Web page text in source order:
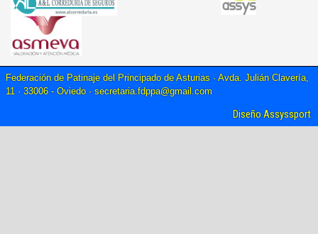
Federación de Patinaje del Principado de Asturias · Avda. Julián Clavería,
11 · 33006 - Oviedo · secretaria.fdppa@gmail.com
Diseño Assyssport